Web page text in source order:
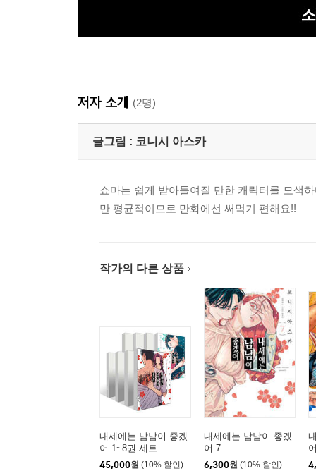
저자 소개 (2명)
글그림 : 코니시 아스카
쇼마는 쉽게 받아들여질 만한 캐릭터를 모색
만 평균적이므로 만화에선 써먹기 편해요!!
작가의 다른 상품
내세에는 남남이 좋겠
어 1~8권 세트
45,000원 (10% 할인)
내세에는 남남이 좋겠
어 7
6,300원 (10% 할인)